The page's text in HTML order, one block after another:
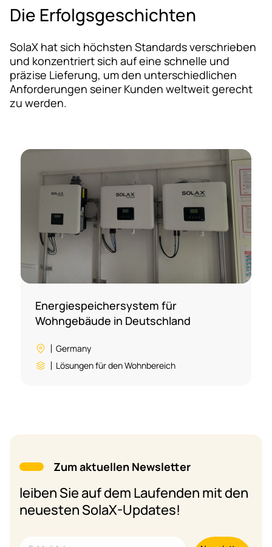
Die Erfolgsgeschichten
SolaX hat sich höchsten Standards verschrieben
und konzentriert sich auf eine schnelle und
präzise Lieferung, um den unterschiedlichen
Anforderungen seiner Kunden weltweit gerecht
zu werden.
Energiespeichersystem für
Wohngebäude in Deutschland
Germany
Lösungen für den Wohnbereich
Zum aktuellen Newsletter
leiben Sie auf dem Laufenden mit den
neuesten SolaX-Updates!